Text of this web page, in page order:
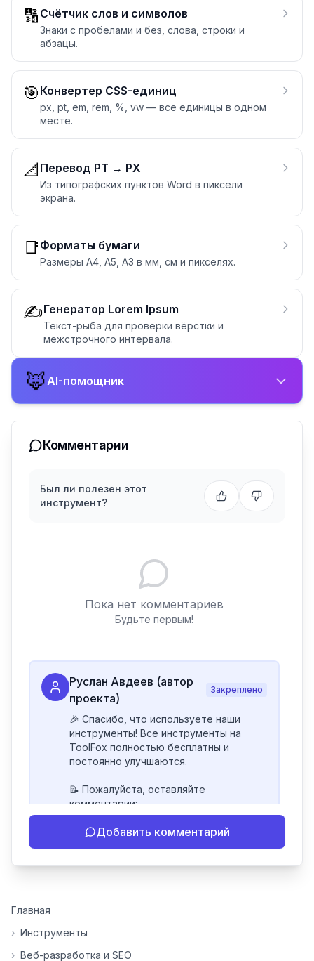
🔢 Счётчик слов и символов
Знаки с пробелами и без, слова, строки и
абзацы.
🎯 Конвертер CSS-единиц
px, pt, em, rem, %, vw — все единицы в одном
месте.
📐 Перевод PT → PX
Из типографских пунктов Word в пиксели
экрана.
📑 Форматы бумаги
Размеры A4, A5, A3 в мм, см и пикселях.
✍️Генератор Lorem Ipsum
Текст-рыба для проверки вёрстки и
межстрочного интервала.
🦊AI-помощник
Комментарии
Был ли полезен этот
инструмент?
Пока нет комментариев
Будьте первым!
Руслан Авдеев (автор
проекта)
Закреплено
🎉 Спасибо, что используете наши
инструменты! Все инструменты на
ToolFox полностью бесплатны и
постоянно улучшаются.
📝 Пожалуйста, оставляйте
комментарии:
- Если инструмент работает
некорректно
инструменты нуждаются в доработке.
основе вашей обратной связи.
Добавить комментарий
Главная
› Инструменты
› Веб-разработка и SEO